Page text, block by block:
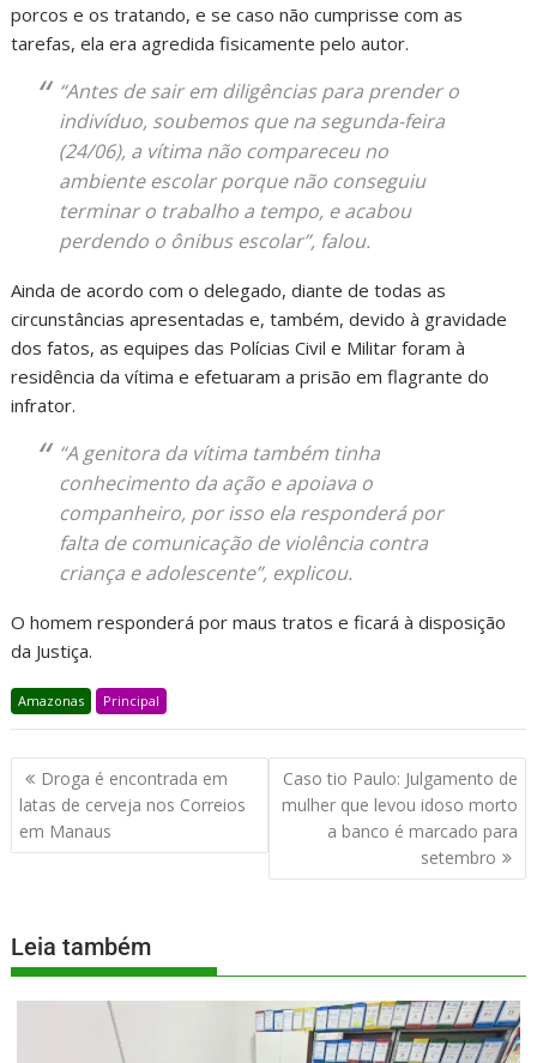
porcos e os tratando, e se caso não cumprisse com as
tarefas, ela era agredida fisicamente pelo autor.
“Antes de sair em diligências para prender o
indivíduo, soubemos que na segunda-feira
(24/06), a vítima não compareceu no
ambiente escolar porque não conseguiu
terminar o trabalho a tempo, e acabou
perdendo o ônibus escolar”, falou.
Ainda de acordo com o delegado, diante de todas as
circunstâncias apresentadas e, também, devido à gravidade
dos fatos, as equipes das Polícias Civil e Militar foram à
residência da vítima e efetuaram a prisão em flagrante do
infrator.
“A genitora da vítima também tinha
conhecimento da ação e apoiava o
companheiro, por isso ela responderá por
falta de comunicação de violência contra
criança e adolescente”, explicou.
O homem responderá por maus tratos e ficará à disposição
da Justiça.
Amazonas Principal
Droga é encontrada em
latas de cerveja nos Correios
em Manaus
Caso tio Paulo: Julgamento de
mulher que levou idoso morto
a banco é marcado para
setembro
Leia também